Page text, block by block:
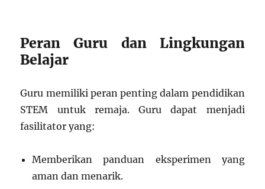
Peran Guru dan Lingkungan
Belajar
Guru memiliki peran penting dalam pendidikan
STEM untuk remaja. Guru dapat menjadi
fasilitator yang:
Memberikan panduan eksperimen yang
aman dan menarik.